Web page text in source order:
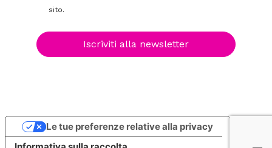
sito.
Iscriviti alla newsletter
Le tue preferenze relative alla privacy